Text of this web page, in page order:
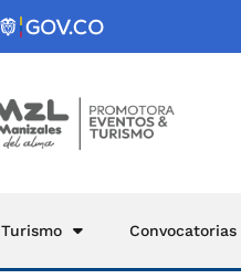
Turismo Convocatorias